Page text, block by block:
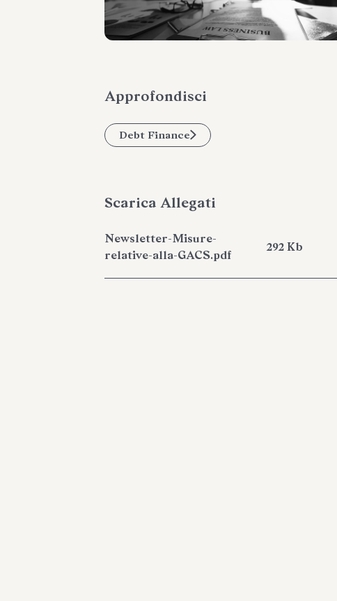
Approfondisci
Debt Finance
Scarica Allegati
Newsletter-Misure-
relative-alla-GACS.pdf
292 Kb